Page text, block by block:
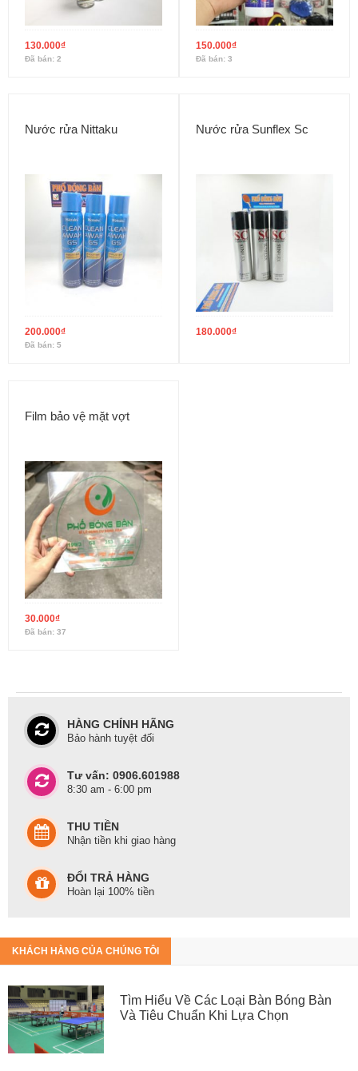
130.000₫
Đã bán: 2
150.000₫
Đã bán: 3
Nước rửa Nittaku
200.000₫
Đã bán: 5
Nước rửa Sunflex Sc
180.000₫
Film bảo vệ mặt vợt
30.000₫
Đã bán: 37
HÀNG CHÍNH HÃNG
Bảo hành tuyệt đối
Tư vấn: 0906.601988
8:30 am - 6:00 pm
THU TIỀN
Nhận tiền khi giao hàng
ĐỔI TRẢ HÀNG
Hoàn lại 100% tiền
KHÁCH HÀNG CỦA CHÚNG TÔI
Tìm Hiểu Về Các Loại Bàn Bóng Bàn
Và Tiêu Chuẩn Khi Lựa Chọn